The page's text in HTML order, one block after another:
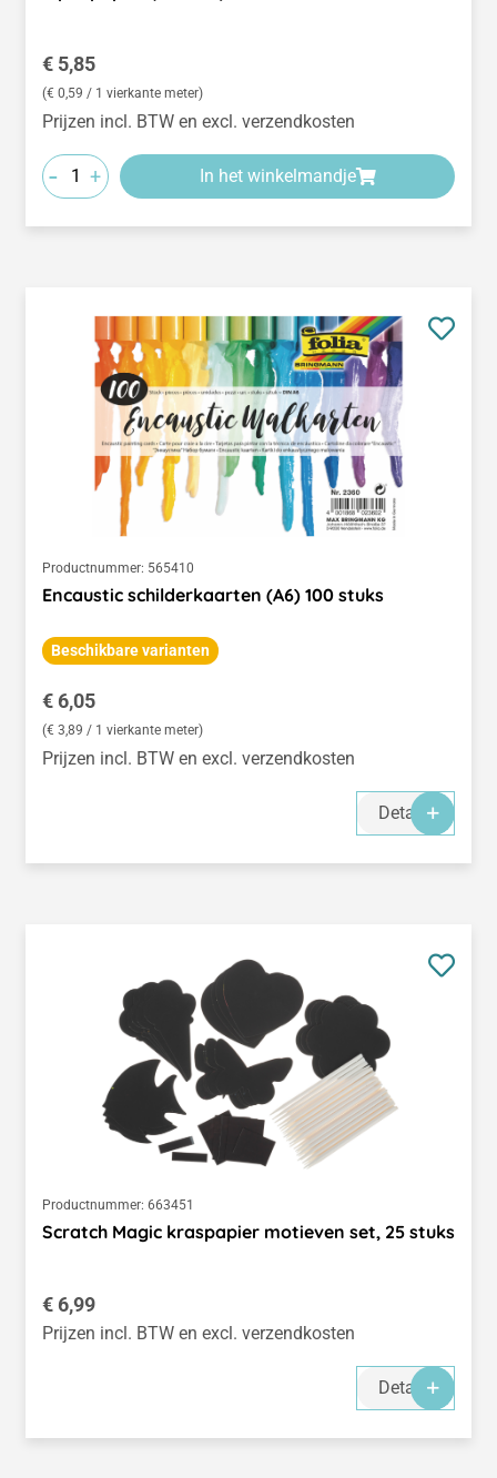
Normale prijs:
€ 5,85
(€ 0,59 / 1 vierkante meter)
Prijzen incl. BTW en excl. verzendkosten
- + In het winkelmandje
Productnummer: 565410
Encaustic schilderkaarten (A6) 100 stuks
Beschikbare varianten
Normale prijs:
€ 6,05
(€ 3,89 / 1 vierkante meter)
Prijzen incl. BTW en excl. verzendkosten
Details
Productnummer: 663451
Scratch Magic kraspapier motieven set, 25 stuks
Normale prijs:
€ 6,99
Prijzen incl. BTW en excl. verzendkosten
Details